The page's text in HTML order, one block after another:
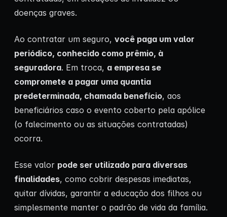
doenças graves.
Ao contratar um seguro, você paga um valor
periódico, conhecido como prêmio, à
seguradora. Em troca, a empresa se
compromete a pagar uma quantia
predeterminada, chamada benefício, aos
beneficiários caso o evento coberto pela apólice
(o falecimento ou as situações contratadas)
ocorra.
Esse valor pode ser utilizado para diversas
finalidades, como cobrir despesas imediatas,
quitar dívidas, garantir a educação dos filhos ou
simplesmente manter o padrão de vida da família.